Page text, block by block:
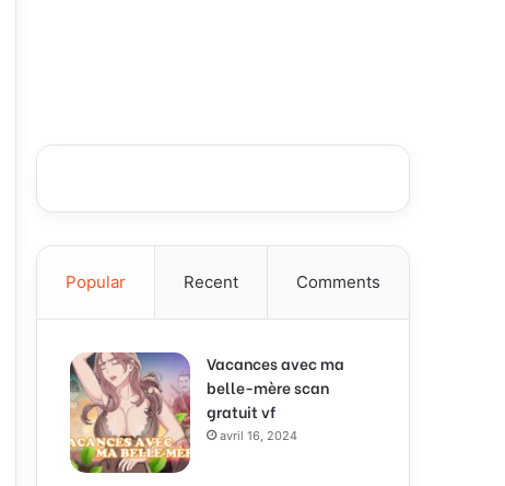
Popular Recent Comments
Vacances avec ma
belle-mère scan
gratuit vf
avril 16, 2024